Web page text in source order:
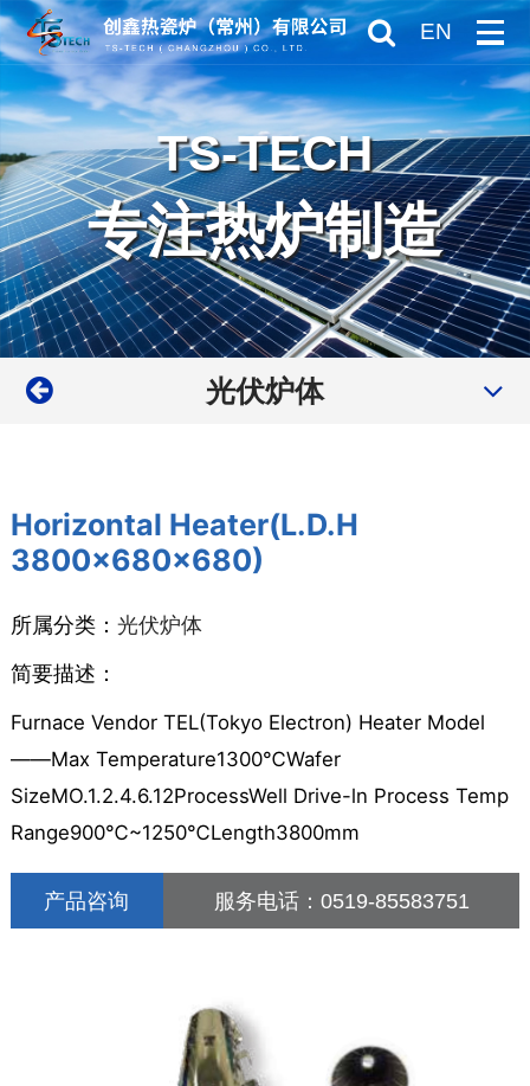
EN
TS-TECH
专注热炉制造
光伏炉体
Horizontal Heater(L.D.H
3800×680×680)
所属分类： 光伏炉体
简要描述：
Furnace Vendor TEL(Tokyo Electron) Heater Model
——Max Temperature1300℃Wafer
SizeMO.1.2.4.6.12ProcessWell Drive-ln Process Temp
Range900℃~1250℃Length3800mm
产品咨询 服务电话： 0519-85583751